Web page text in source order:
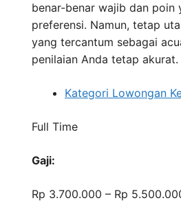
benar-benar wajib dan poin
preferensi. Namun, tetap
yang tercantum sebagai
penilaian Anda tetap akurat.
Kategori Lowongan
Full Time
Gaji:
Rp 3.700.000 – Rp